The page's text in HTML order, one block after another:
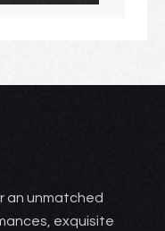
an unmatched
exquisite